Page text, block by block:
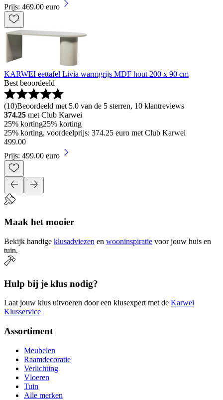
Prijs: 469.00 euro
KARWEI eettafel Livia warmgrijs MDF hout 200 x 90 cm
Best beoordeeld
(10)Beoordeeld met 5.0 van de 5 sterren, 10 klantreviews
374.25 met Club Karwei
25% korting25% korting
25% korting, voordeelprijs: 374.25 euro met Club Karwei
499.00
Prijs: 499.00 euro
Maak het mooier
Bekijk handige klusadviezen en wooninspiratie voor jouw huis en
tuin.
Hulp bij je klus nodig?
Laat jouw klus uitvoeren door een klusexpert met de Karwei
Klusservice
Assortiment
Meubelen
Raamdecoratie
Verlichting
Vloeren
Tuin
Alle merken